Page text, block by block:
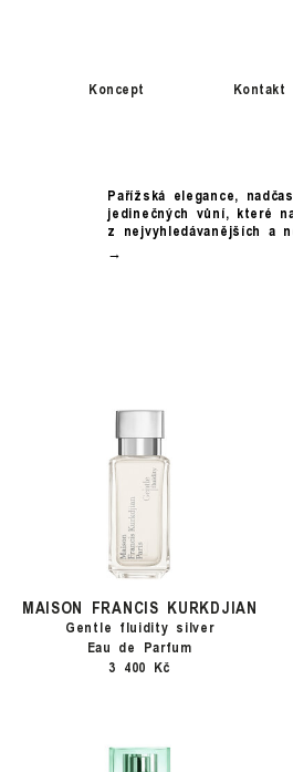
Koncept Kontakt
Pařížská elegance,
jedinečných vůní, které
z nejvyhledávanějších a
MAISON FRANCIS KURKDJIAN
Gentle fluidity silver
Eau de Parfum
3 400 Kč